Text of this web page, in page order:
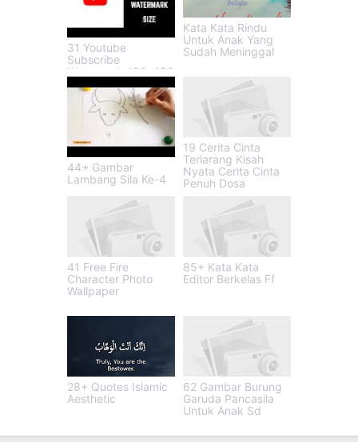
31 Youtube
Subscribe
Watermark 150x150
Kata Kata Rindu
Untuk Anak Yang
Sudah Meninggal
44+ Gambar
Lambang Sila Ke-4
19 Cerita Cinta
Terlarang Kisah
Nyata Cerita Cinta
Penuh Dosa
41 Free Fire
Character Photo
Wallpaper
85+ Kata Kata
Editor Berkelas Ff
28+ Quotes Islamic
Aesthetic
62 Gambar Burung
Garuda Pancasila
Untuk Anak Sd